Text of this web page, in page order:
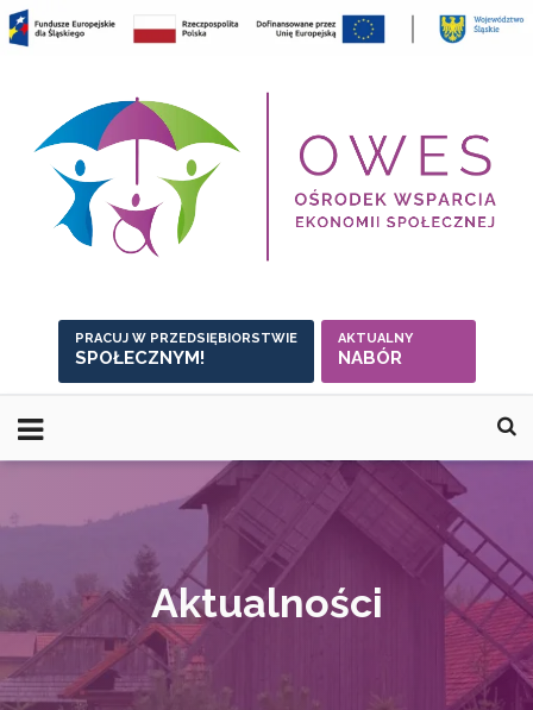
Skip
to
PRACUJ W PRZEDSIĘBIORSTWIE
SPOŁECZNYM!
AKTUALNY
NABÓR
Aktualności